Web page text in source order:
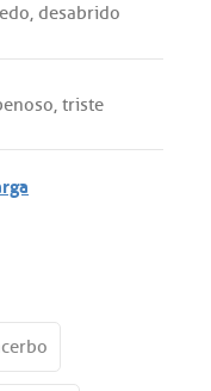
, desabrido
, triste